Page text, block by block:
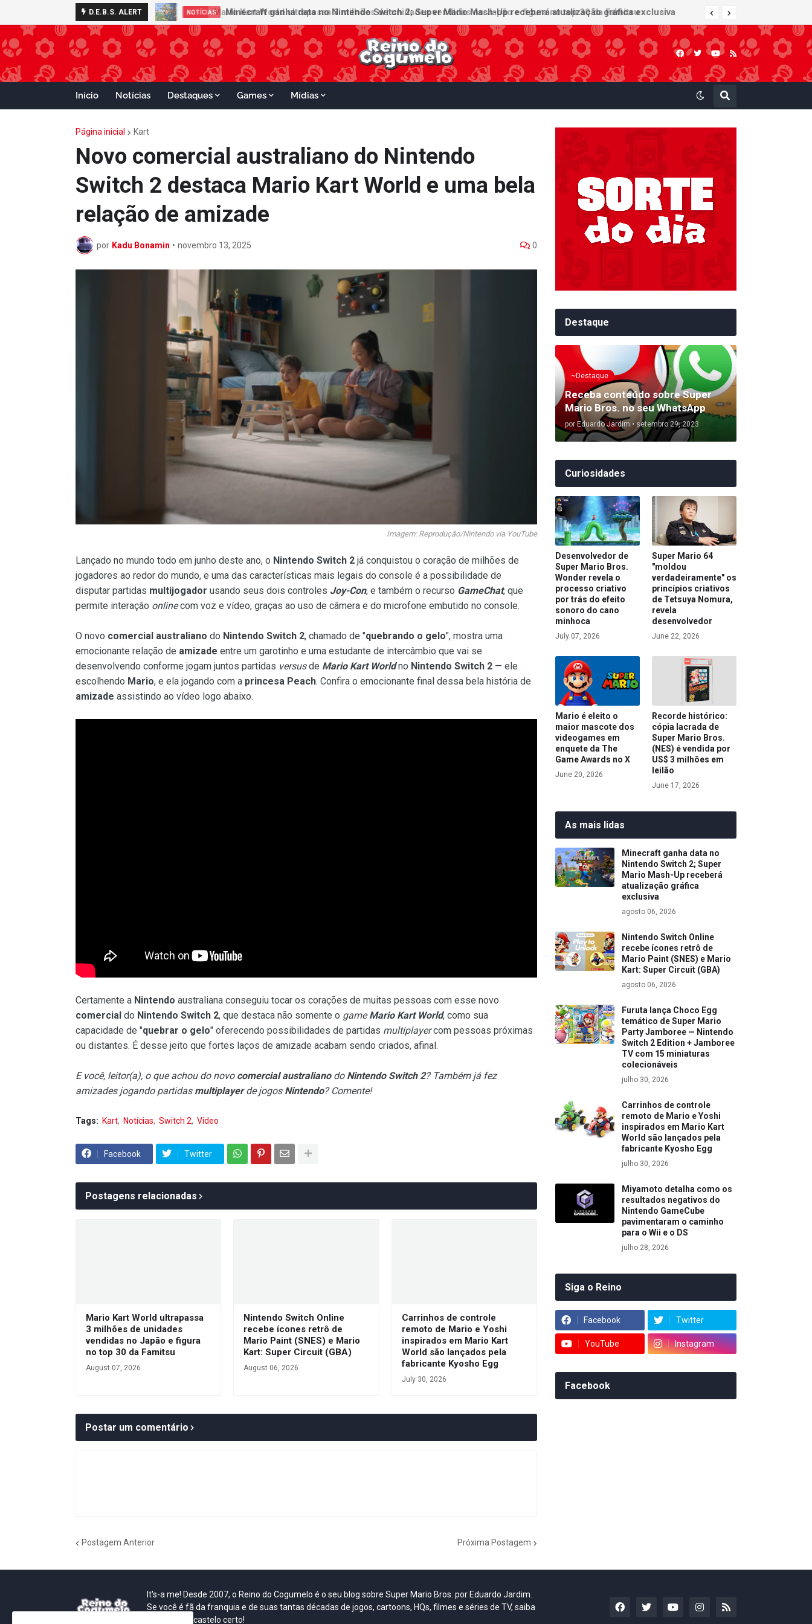
D.E.B.S. ALERT NOTÍCIAS Minecraft ganha data no Nintendo Switch 2; Super Mario Mash-Up receberá atualização gráfica exclusiva
Início Notícias Destaques Games Mídias
Página inicial Kart
Novo comercial australiano do Nintendo
Switch 2 destaca Mario Kart World e uma bela
relação de amizade
por Kadu Bonamin • novembro 13, 2025 0
Imagem: Reprodução/Nintendo via YouTube
Lançado no mundo todo em junho deste ano, o Nintendo Switch 2 já conquistou o coração de milhões de
jogadores ao redor do mundo, e uma das características mais legais do console é a possibilidade de
disputar partidas multijogador usando seus dois controles Joy-Con, e também o recurso GameChat, que
permite interação onlinecom voz e vídeo, graças ao uso de câmera e do microfone embutido no console.
O novo comercial australiano do Nintendo Switch 2, chamado de "quebrando o gelo", mostra uma
emocionante relação de amizade entre um garotinho e uma estudante de intercâmbio que vai se
desenvolvendo conforme jogam juntos partidas versusde Mario Kart Worldno Nintendo Switch 2 — ele
escolhendo Mario, e ela jogando com a princesa Peach. Confira o emocionante final dessa bela história de
amizade assistindo ao vídeo logo abaixo.
Certamente a Nintendo australiana conseguiu tocar os corações de muitas pessoas com esse novo
comercial do Nintendo Switch 2, que destaca não somente o gameMario Kart World, como sua
capacidade de "quebrar o gelo" oferecendo possibilidades de partidas multiplayer com pessoas próximas
ou distantes. É desse jeito que fortes laços de amizade acabam sendo criados, afinal.
E você, leitor(a), o que achou do novo comercial australianodo Nintendo Switch 2? Também já fez
amizades jogando partidas multiplayerde jogos Nintendo? Comente!
Tags: Kart Notícias Switch 2 Vídeo
Facebook Twitter
Postagens relacionadas
Mario Kart World ultrapassa
3 milhões de unidades
vendidas no Japão e figura
no top 30 da Famitsu
August 07, 2026
Nintendo Switch Online
recebe ícones retrô de
Mario Paint (SNES) e Mario
Kart: Super Circuit (GBA)
August 06, 2026
Carrinhos de controle
remoto de Mario e Yoshi
inspirados em Mario Kart
World são lançados pela
fabricante Kyosho Egg
July 30, 2026
Postar um comentário
Postagem Anterior Próxima Postagem
Destaque
~Destaque
Receba conteúdo sobre Super
Mario Bros. no seu WhatsApp
por Eduardo Jardim • setembro 29, 2023
Curiosidades
Desenvolvedor de
Super Mario Bros.
Wonder revela o
processo criativo
por trás do efeito
sonoro do cano
minhoca
July 07, 2026
Super Mario 64
"moldou
verdadeiramente" os
princípios criativos
de Tetsuya Nomura,
revela
desenvolvedor
June 22, 2026
Mario é eleito o
maior mascote dos
videogames em
enquete da The
Game Awards no X
June 20, 2026
Recorde histórico:
cópia lacrada de
Super Mario Bros.
(NES) é vendida por
US$ 3 milhões em
leilão
June 17, 2026
As mais lidas
Minecraft ganha data no
Nintendo Switch 2; Super
Mario Mash-Up receberá
atualização gráfica
exclusiva
agosto 06, 2026
Nintendo Switch Online
recebe ícones retrô de
Mario Paint (SNES) e Mario
Kart: Super Circuit (GBA)
agosto 06, 2026
Furuta lança Choco Egg
temático de Super Mario
Party Jamboree — Nintendo
Switch 2 Edition + Jamboree
TV com 15 miniaturas
colecionáveis
julho 30, 2026
Carrinhos de controle
remoto de Mario e Yoshi
inspirados em Mario Kart
World são lançados pela
fabricante Kyosho Egg
julho 30, 2026
Miyamoto detalha como os
resultados negativos do
Nintendo GameCube
pavimentaram o caminho
para o Wii e o DS
julho 28, 2026
Siga o Reino
Facebook Twitter
YouTube Instagram
Facebook
It's-a me! Desde 2007, o Reino do Cogumelo é o seu blog sobre Super Mario Bros. por Eduardo Jardim.
Se você é fã da franquia e de suas tantas décadas de jogos, cartoons, HQs, filmes e séries de TV, saiba
que está no castelo certo!